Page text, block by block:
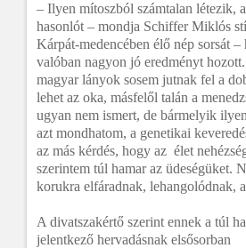
– Ilyen mítoszból számtalan létezik,
hasonlót – mondja Schiffer Miklós
Kárpát-medencében élő nép sorsát
valóban nagyon jó eredményt
magyar lányok sosem jutnak fel a
lehet az oka, másfelől talán a
ugyan nem ismert, de bármelyik
azt mondhatom, a genetikai
az más kérdés, hogy az élet
szerintem túl hamar az üdeségüket.
korukra elfáradnak, lehangolódnak,
A divatszakértő szerint ennek a túl
jelentkező hervadásnak elsősorban